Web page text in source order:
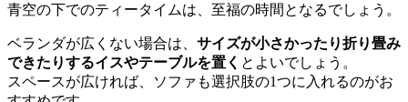
青空の下でのティータイムは、至福の時間となるでしょう。
ベランダが広くない場合は、 サイズが小さかったり折り畳み
できたりするイスやテーブルを置く とよいでしょう。
スペースが広ければ、ソファも選択肢の1つに入れるのがお